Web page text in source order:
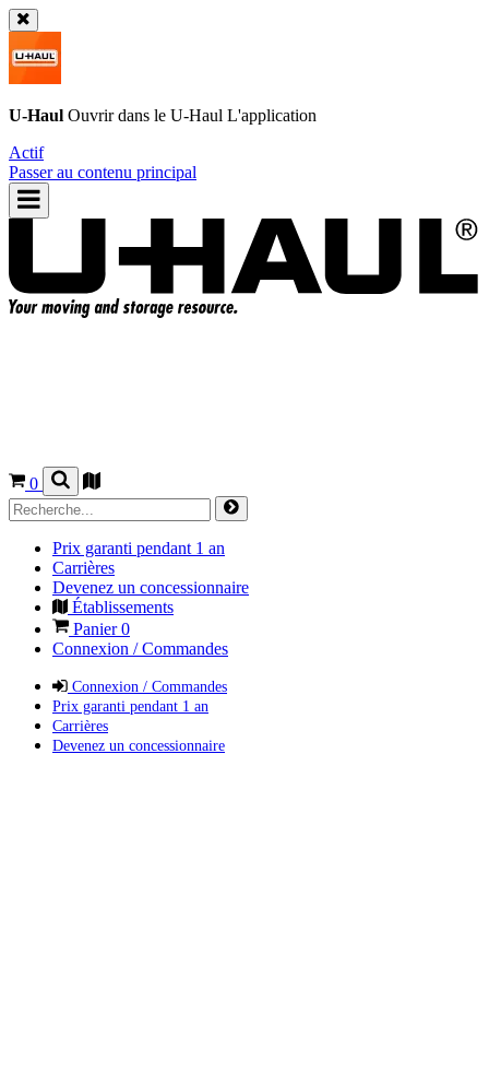
U-Haul Ouvrir dans le U-Haul L'application
Actif
Passer au contenu principal
0
Prix garanti pendant 1 an
Carrières
Devenez un concessionnaire
Établissements
Panier0
Connexion / Commandes
Connexion / Commandes
Prix garanti pendant 1 an
Carrières
Devenez un concessionnaire